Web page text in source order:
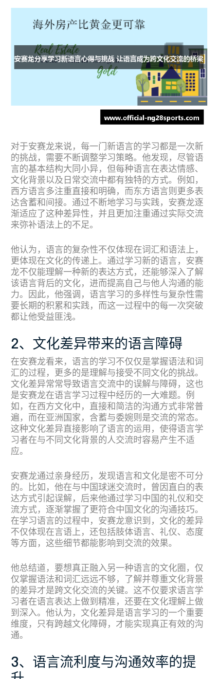
对于安赛龙来说，每一门新语言的学习都是一次新
的挑战，需要不断调整学习策略。他发现，尽管语
言的基本结构大同小异，但每种语言在表达情感、
文化背景以及日常交流中都有独特的方式。例如，
西方语言多注重直接和明确，而东方语言则更多表
达含蓄和间接。通过不断地学习与实践，安赛龙逐
渐适应了这种差异性，并且更加注重通过实际交流
来弥补语法上的不足。
他认为，语言的复杂性不仅体现在词汇和语法上，
更体现在文化的传递上。通过学习新的语言，安赛
龙不仅能理解一种新的表达方式，还能够深入了解
该语言背后的文化，进而提高自己与他人沟通的能
力。因此，他强调，语言学习的多样性与复杂性需
要长期的积累和实践，而这一过程中的每一次突破
都让他受益匪浅。
2、文化差异带来的语言障碍
在安赛龙看来，语言的学习不仅仅是掌握语法和词
汇的过程，更多的是理解与接受不同文化的挑战。
文化差异常常导致语言交流中的误解与障碍，这也
是安赛龙在语言学习过程中经历的一大难题。例
如，在西方文化中，直接和简洁的沟通方式非常普
遍，而在亚洲国家，含蓄与委婉则是交流的常态。
这种文化差异直接影响了语言的运用，使得语言学
习者在与不同文化背景的人交流时容易产生不适
应。
安赛龙通过亲身经历，发现语言和文化是密不可分
的。比如，他在与中国球迷交流时，曾因直白的表
达方式引起误解，后来他通过学习中国的礼仪和交
流方式，逐渐掌握了更符合中国文化的沟通技巧。
在学习语言的过程中，安赛龙意识到，文化的差异
不仅体现在言语上，还包括肢体语言、礼仪、态度
等方面，这些细节都能影响到交流的效果。
他总结道，要想真正融入另一种语言的文化圈，仅
仅掌握语法和词汇远远不够，了解并尊重文化背景
的差异才是跨文化交流的关键。这不仅要求语言学
习者在语言表达上做到精准，还要在文化理解上做
到深入。他认为，文化差异是语言学习的一个重要
维度，只有跨越文化障碍，才能实现真正有效的沟
通。
3、语言流利度与沟通效率的提